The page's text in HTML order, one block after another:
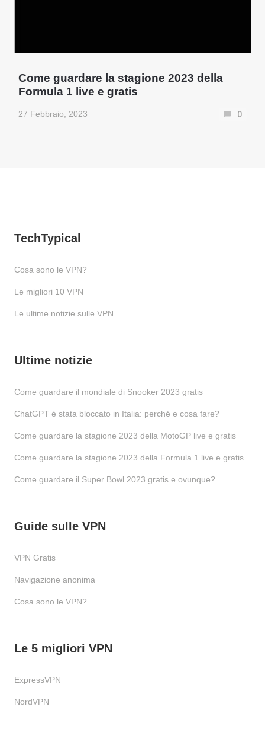
Come guardare la stagione 2023 della
Formula 1 live e gratis
27 Febbraio, 2023 0
TechTypical
Cosa sono le VPN?
Le migliori 10 VPN
Le ultime notizie sulle VPN
Ultime notizie
Come guardare il mondiale di Snooker 2023 gratis
ChatGPT è stata bloccato in Italia: perché e cosa fare?
Come guardare la stagione 2023 della MotoGP live e gratis
Come guardare la stagione 2023 della Formula 1 live e gratis
Come guardare il Super Bowl 2023 gratis e ovunque?
Guide sulle VPN
VPN Gratis
Navigazione anonima
Cosa sono le VPN?
Le 5 migliori VPN
ExpressVPN
NordVPN